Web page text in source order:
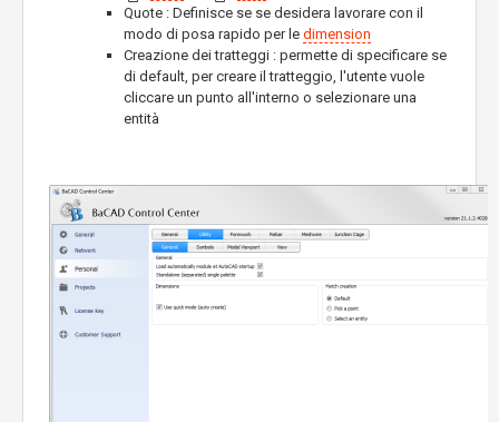
Quote : Definisce se se desidera lavorare con il
modo di posa rapido per le dimension
Creazione dei tratteggi : permette di specificare se
di default, per creare il tratteggio, l'utente vuole
cliccare un punto all'interno o selezionare una
entità